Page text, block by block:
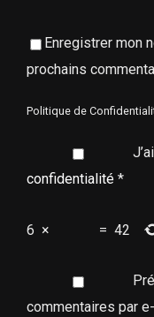
Enregistrer mon
prochains
Politique de
confidentialité *
6 × = 42
commentaires par